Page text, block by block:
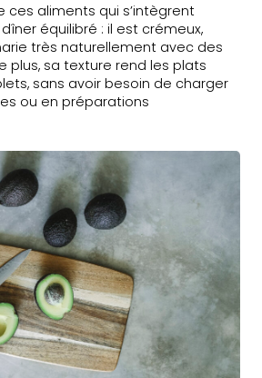
ces aliments qui s’intègrent
équilibré : il est crémeux,
très naturellement avec des
plus, sa texture rend les plats
sans avoir besoin de charger
ou en préparations